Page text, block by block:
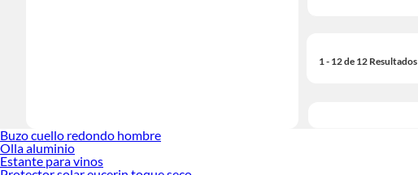
1 - 12 de 12 Resultados
Buzo cuello redondo hombre
Olla aluminio
Estante para vinos